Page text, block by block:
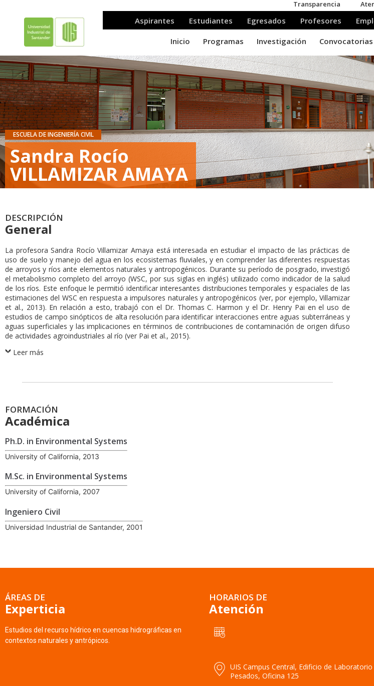
ESCUELA DE INGENIERÍA CIVIL
Sandra Rocío
VILLAMIZAR AMAYA
DESCRIPCIÓN
General
La profesora Sandra Rocío Villamizar Amaya está interesada en estudiar el impacto de las prácticas de
uso de suelo y manejo del agua en los ecosistemas fluviales, y en comprender las diferentes respuestas
de arroyos y ríos ante elementos naturales y antropogénicos. Durante su período de posgrado, investigó
el metabolismo completo del arroyo (WSC, por sus siglas en inglés) utilizado como indicador de la salud
de los ríos. Este enfoque le permitió identificar interesantes distribuciones temporales y espaciales de las
estimaciones del WSC en respuesta a impulsores naturales y antropogénicos (ver, por ejemplo, Villamizar
et al., 2013). En relación a esto, trabajó con el Dr. Thomas C. Harmon y el Dr. Henry Pai en el uso de
estudios de campo sinópticos de alta resolución para identificar interacciones entre aguas subterráneas y
aguas superficiales y las implicaciones en términos de contribuciones de contaminación de origen difuso
de actividades agroindustriales al río (ver Pai et al., 2015).
Leer más
FORMACIÓN
Académica
Ph.D. in Environmental Systems
University of California, 2013
M.Sc. in Environmental Systems
University of California, 2007
Ingeniero Civil
Universidad Industrial de Santander, 2001
ÁREAS DE
Experticia
Estudios del recurso hídrico en cuencas hidrográficas en
contextos naturales y antrópicos.
HORARIOS DE
Atención
UIS Campus Central, Edificio de Laboratorio
Pesados, Oficina 125